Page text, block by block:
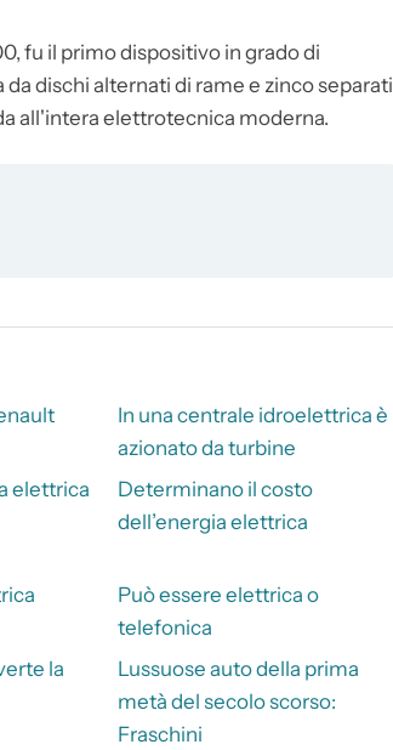
fu il primo dispositivo in grado di
dischi alternati di rame e zinco separati
all'intera elettrotecnica moderna.
In una centrale idroelettrica è
azionato da turbine
elettrica
Determinano il costo
dell’energia elettrica
Può essere elettrica o
telefonica
la
Lussuose auto della prima
metà del secolo scorso:
Fraschini